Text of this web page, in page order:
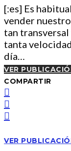
[:es] Es
vender
tan
tanta
día…
VER
COMPARTIR
VER